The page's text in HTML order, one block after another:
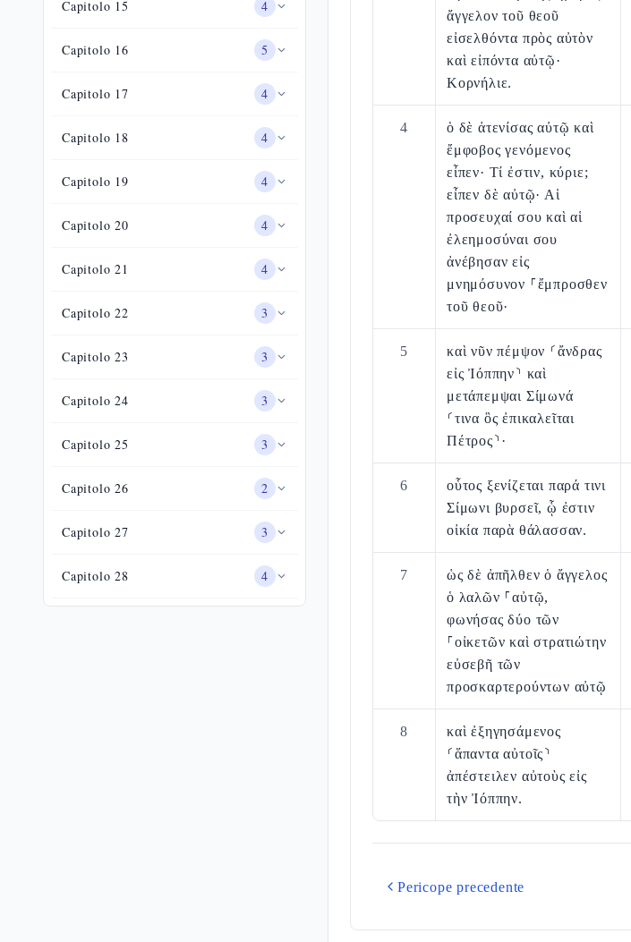
Capitolo 15 4
Capitolo 16 5
Capitolo 17 4
Capitolo 18 4
Capitolo 19 4
Capitolo20 4
Capitolo21 4
Capitolo22 3
Capitolo23 3
Capitolo24 3
Capitolo25 3
Capitolo26 2
Capitolo27 3
Capitolo28 4
ἄγγελον τοῦ θεοῦ
εἰσελθόντα πρὸς αὐτὸν
καὶ εἰπόντα αὐτῷ·
Κορνήλιε.
4
ὁ δὲ ἀτενίσας αὐτῷ καὶ
ἔμφοβος γενόμενος
εἶπεν· Τί ἐστιν, κύριε;
εἶπεν δὲ αὐτῷ· Αἱ
προσευχαί σου καὶ αἱ
ἐλεημοσύναι σου
ἀνέβησαν εἰς
μνημόσυνον ⸀ἔμπροσθεν
τοῦ θεοῦ·
5
καὶ νῦν πέμψον ⸂ἄνδρας
εἰς Ἰόππην⸃ καὶ
μετάπεμψαι Σίμωνά
⸂τινα ὃς ἐπικαλεῖται
Πέτρος⸃·
6
οὗτος ξενίζεται παρά τινι
Σίμωνι βυρσεῖ, ᾧ ἐστιν
οἰκία παρὰ θάλασσαν.
7
ὡς δὲ ἀπῆλθεν ὁ ἄγγελος
ὁ λαλῶν ⸀αὐτῷ,
φωνήσας δύο τῶν
⸀οἰκετῶν καὶ στρατιώτην
εὐσεβῆ τῶν
προσκαρτερούντων αὐτῷ
8
καὶ ἐξηγησάμενος
⸂ἅπαντα αὐτοῖς⸃
ἀπέστειλεν αὐτοὺς εἰς
τὴν Ἰόππην.
Pericope precedente